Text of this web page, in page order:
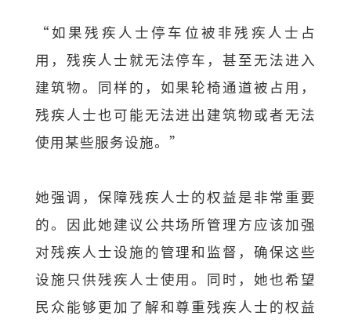
“如果残疾人士停车位被非残疾人士占
用，残疾人士就无法停车，甚至无法进入
建筑物。同样的，如果轮椅通道被占用，
残疾人士也可能无法进出建筑物或者无法
使用某些服务设施。”
她强调，保障残疾人士的权益是非常重要
的。因此她建议公共场所管理方应该加强
对残疾人士设施的管理和监督，确保这些
设施只供残疾人士使用。同时，她也希望
民众能够更加了解和尊重残疾人士的权益